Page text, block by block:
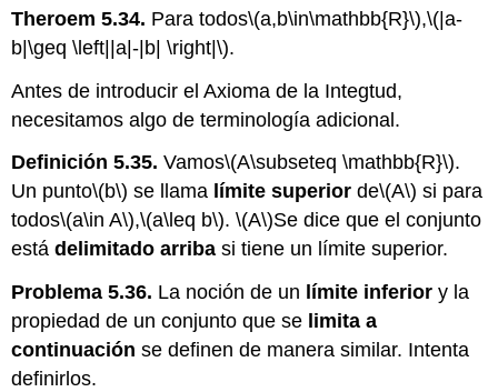
Theroem 5.34. Para todos\(a,b\in\mathbb{R}\),\(|a-
b|\geq \left||a|-|b| \right|\).
Antes de introducir el Axioma de la Integtud,
necesitamos algo de terminología adicional.
Definición 5.35.Vamos\(A\subseteq \mathbb{R}\).
Un punto\(b\) se llama límite superior de\(A\) si para
todos\(a\in A\),\(a\leq b\).\(A\)Se dice que el conjunto
estádelimitado arriba si tiene un límite superior.
Problema 5.36. La noción de un límite inferior y la
propiedad de un conjunto que se limita a
continuación se definen de manera similar. Intenta
definirlos.